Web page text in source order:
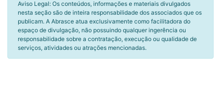
Aviso Legal: Os conteúdos, informações e materiais divulgados
nesta seção são de inteira responsabilidade dos associados que os
publicam. A Abrasce atua exclusivamente como facilitadora do
espaço de divulgação, não possuindo qualquer ingerência ou
responsabilidade sobre a contratação, execução ou qualidade de
serviços, atividades ou atrações mencionadas.